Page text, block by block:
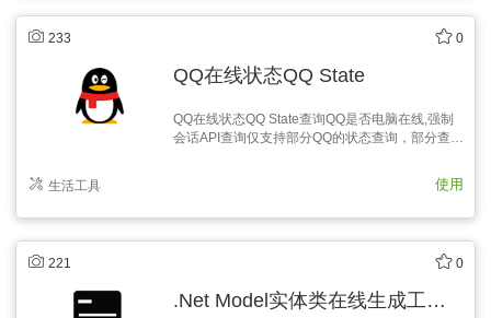
233 0
QQ在线状态QQ State
QQ在线状态QQ State查询QQ是否电脑在线,强制
会话API查询仅支持部分QQ的状态查询，部分查询
生活工具
使用
221 0
.Net Model实体类在线生成工具 SQLServer数据库实体类生成